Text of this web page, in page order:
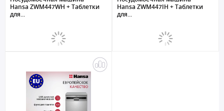
Hansa ZWM447WH + Таблетки
для...
Hansa ZWM447IH + Таблетки
для...